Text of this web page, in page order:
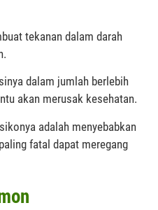
tekanan dalam darah
dalam jumlah berlebih
akan merusak kesehatan.
adalah menyebabkan
fatal dapat meregang